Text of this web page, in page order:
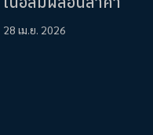
28 เม.ย. 2026